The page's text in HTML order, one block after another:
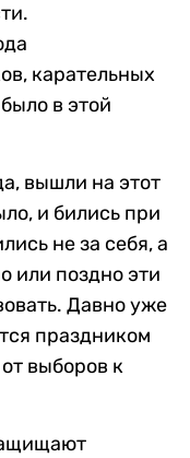
карательных
в этой
вышли на этот
и бились при
не за себя, а
или поздно эти
Давно уже
праздником
выборов к